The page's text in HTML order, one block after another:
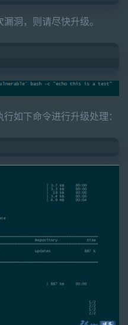
洞，则请尽快升级。
如下命令进行升级处理：